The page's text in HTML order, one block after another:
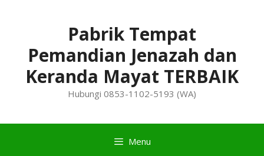
Pabrik Tempat
Pemandian Jenazah dan
Keranda Mayat TERBAIK
Hubungi 0853-1102-5193 (WA)
Menu